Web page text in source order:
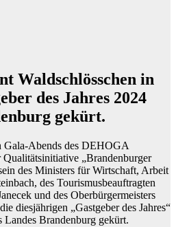
Waldschlösschen in
des Jahres 2024
gekürt.
Gala-Abends des DEHOGA
„Brandenburger
des Ministers für Wirtschaft, Arbeit
des Tourismusbeauftragten
und des Oberbürgermeisters
diesjährigen „Gastgeber des Jahres“
Landes Brandenburg gekürt.